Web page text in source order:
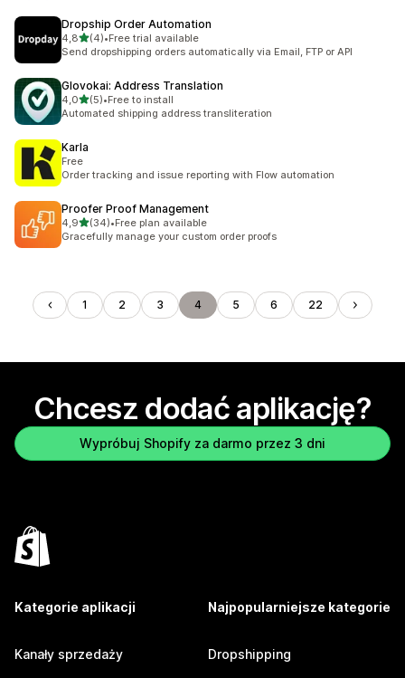
Dropship Order Automation
4,8na 5 gwiazdek
(4)
Łączna liczba recenzji: 4
•Free trial available
Send dropshipping orders automatically via Email, FTP or API
Glovokai: Address Translation
4,0na 5 gwiazdek
(5)
Łączna liczba recenzji: 5
•Free to install
Automated shipping address transliteration
Karla
Free
Order tracking and issue reporting with Flow automation
Proofer Proof Management
4,9na 5 gwiazdek
(34)
Łączna liczba recenzji: 34
•Free plan available
Gracefully manage your custom order proofs
1 2 3 4 5 6 22
Chcesz dodać aplikację?
Wypróbuj Shopify za darmo przez 3 dni
Kategorie aplikacji
Kanały sprzedaży
Najpopularniejsze kategorie
Dropshipping